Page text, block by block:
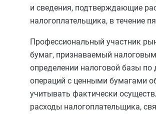
и сведения, подтверждающие
налогоплательщика, в течение
Профессиональный участник
бумаг, признаваемый
определении налоговой базы по
операций с ценными бумагами
учитывать фактически
расходы налогоплательщика,